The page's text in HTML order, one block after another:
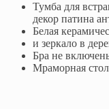
Тумба для
декор патина
Белая
и зеркало в
Бра не
Мраморная